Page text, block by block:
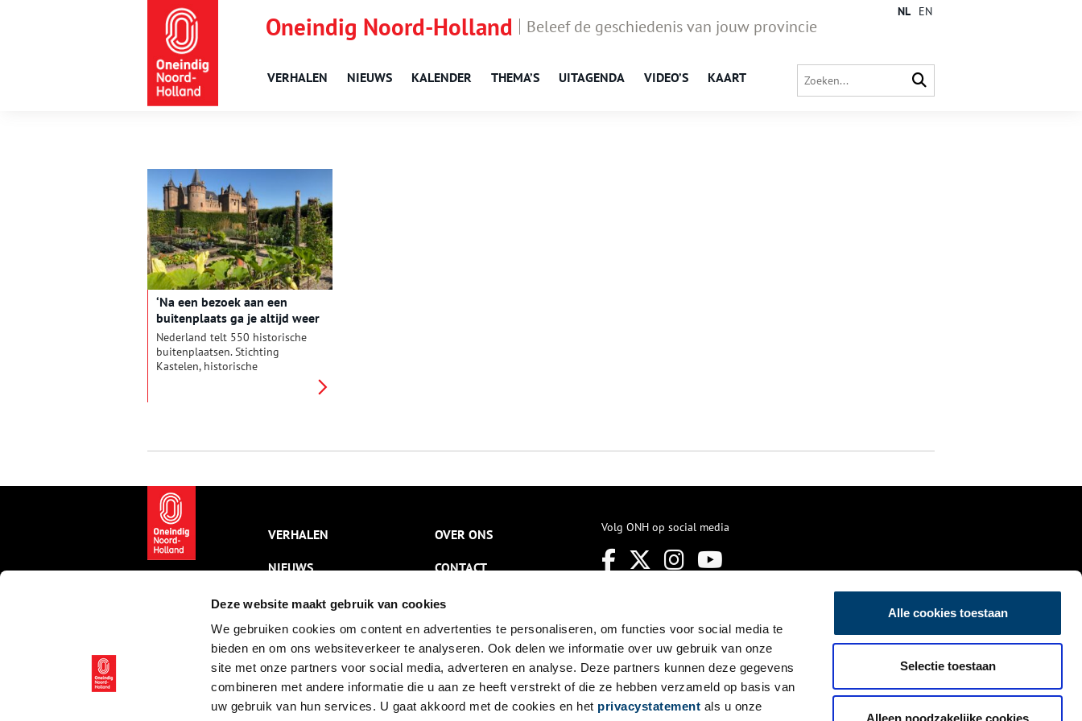
Deze website maakt gebruik van cookies
We gebruiken cookies om content en advertenties te personaliseren, om functies voor social media te
bieden en om ons websiteverkeer te analyseren. Ook delen we informatie over uw gebruik van onze
site met onze partners voor social media, adverteren en analyse. Deze partners kunnen deze gegevens
combineren met andere informatie die u aan ze heeft verstrekt of die ze hebben verzameld op basis van
uw gebruik van hun services. U gaat akkoord met de cookies en het privacystatement als u onze
Alle cookies toestaan
Selectie toestaan
Alleen noodzakelijke cookies
Oneindig Noord-Holland Beleef de geschiedenis van jouw provincie
VERHALEN NIEUWS KALENDER THEMA’S UITAGENDA VIDEO’S KAART
NL EN
‘Na een bezoek aan een
buitenplaats ga je altijd weer
rijker naar huis’
Nederland telt 550 historische
buitenplaatsen. Stichting
Kastelen, historische
werkt, vraagt aandacht voor de
buitenplaatsen en kastelen.
Kunsthistorica Yvonne
Molenaar is er sinds april 2023
directeur van en kan er
enthousiast over vertellen.
VERHALEN
NIEUWS
KALENDER
THEMA’S
ACTIVITEITEN
VIDEO’S
OVER ONS
CONTACT
NIEUWSBRIEF
DISCLAIMER
PRIVACY
TOEGANKELIJKHEID
Volg ONH op social media